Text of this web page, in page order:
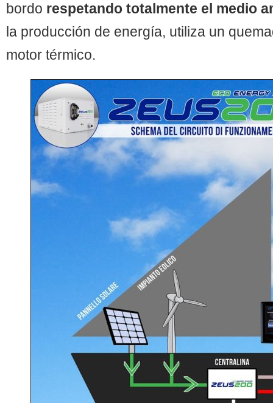
bordo respetando totalmente el medio
la producción de energía, utiliza un
motor térmico.